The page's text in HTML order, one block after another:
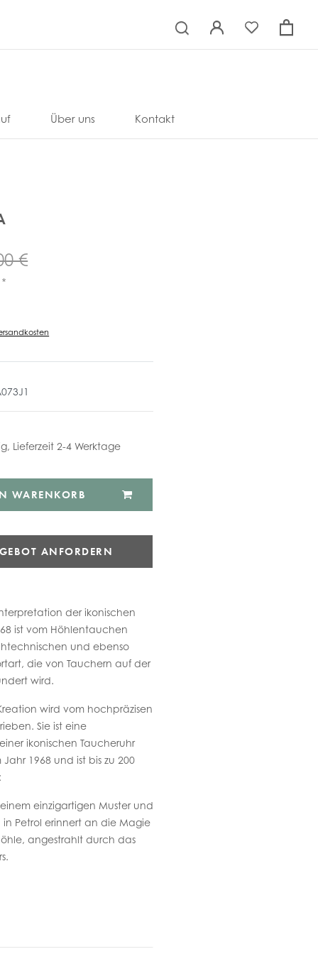
×
Über uns Kontakt
€
*
Lieferzeit 2-4 Werktage
WARENKORB
ANFORDERN
der ikonischen
ist vom Höhlentauchen
und ebenso
die von Tauchern auf der
wird.
wird vom hochpräzisen
Sie ist eine
ikonischen Taucheruhr
1968 und ist bis zu 200
einzigartigen Muster und
Petrol erinnert an die Magie
angestrahlt durch das